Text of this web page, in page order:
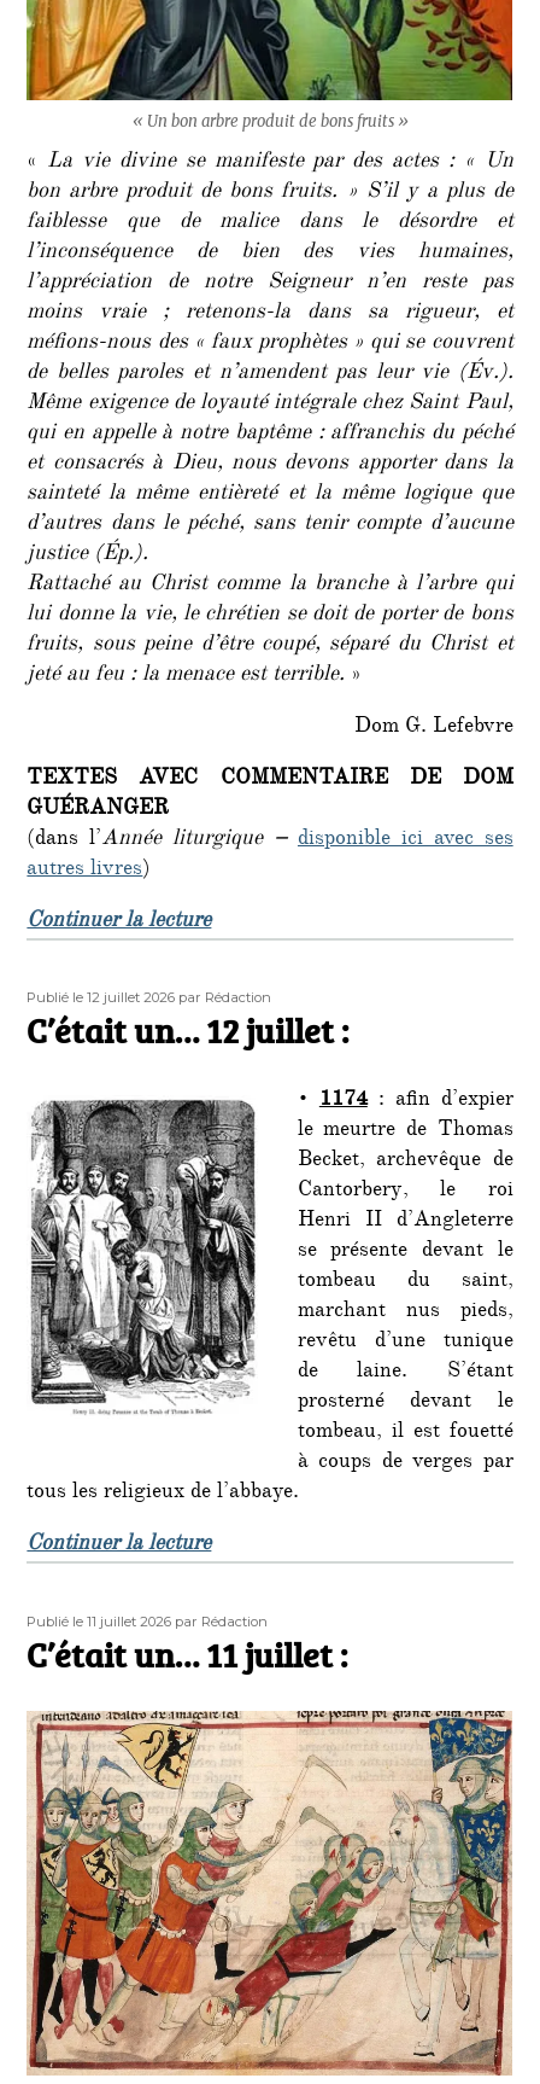
« Un bon arbre produit de bons fruits »
« La vie divine se manifeste par des actes : « Un
bon arbre produit de bons fruits. » S’il y a plus de
faiblesse que de malice dans le désordre et
l’inconséquence de bien des vies humaines,
l’appréciation de notre Seigneur n’en reste pas
moins vraie ; retenons-la dans sa rigueur, et
méfions-nous des « faux prophètes » qui se couvrent
de belles paroles et n’amendent pas leur vie (Év.).
Même exigence de loyauté intégrale chez Saint Paul,
qui en appelle à notre baptême : affranchis du péché
et consacrés à Dieu, nous devons apporter dans la
sainteté la même entièreté et la même logique que
d’autres dans le péché, sans tenir compte d’aucune
justice (Ép.).
Rattaché au Christ comme la branche à l’arbre qui
lui donne la vie, le chrétien se doit de porter de bons
fruits, sous peine d’être coupé, séparé du Christ et
jeté au feu : la menace est terrible. »
Dom G. Lefebvre
TEXTES AVEC COMMENTAIRE DE DOM
GUÉRANGER
(dans l’Année liturgique– disponible ici avec ses
autres livres)
Continuer la lecturede « 7e Dimanche après la
Publié
le
Publié le 12 juillet 2026 Auteur
par Rédaction
C’était un… 12 juillet :
•1174 : afin d’expier
le meurtre de Thomas
Becket, archevêque de
Cantorbery, le roi
Henri II d’Angleterre
se présente devant le
tombeau du saint,
marchant nus pieds,
revêtu d’une tunique
de laine. S’étant
prosterné devant le
tombeau, il est fouetté
à coups de verges par
tous les religieux de l’abbaye.
Continuer la lecturede « C’était un… 12 juillet : »
Publié
le
Publié le 11 juillet 2026 Auteur
par Rédaction
C’était un… 11 juillet :